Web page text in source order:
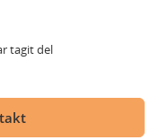
tagit del